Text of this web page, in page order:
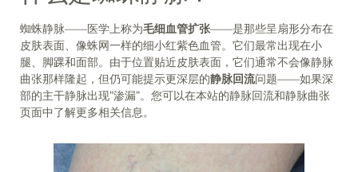
蜘蛛静脉——医学上称为毛细血管扩张——是那些呈扇形分布在
皮肤表面、像蛛网一样的细小红紫色血管。它们最常出现在小
腿、脚踝和面部。由于位置贴近皮肤表面，它们通常不会像静脉
曲张那样隆起，但仍可能提示更深层的静脉回流问题——如果深
部的主干静脉出现”渗漏”。您可以在本站的静脉回流和静脉曲张
页面中了解更多相关信息。